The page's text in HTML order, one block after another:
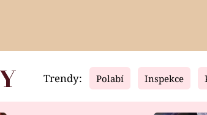
Video
Trendy: Polabí Inspekce